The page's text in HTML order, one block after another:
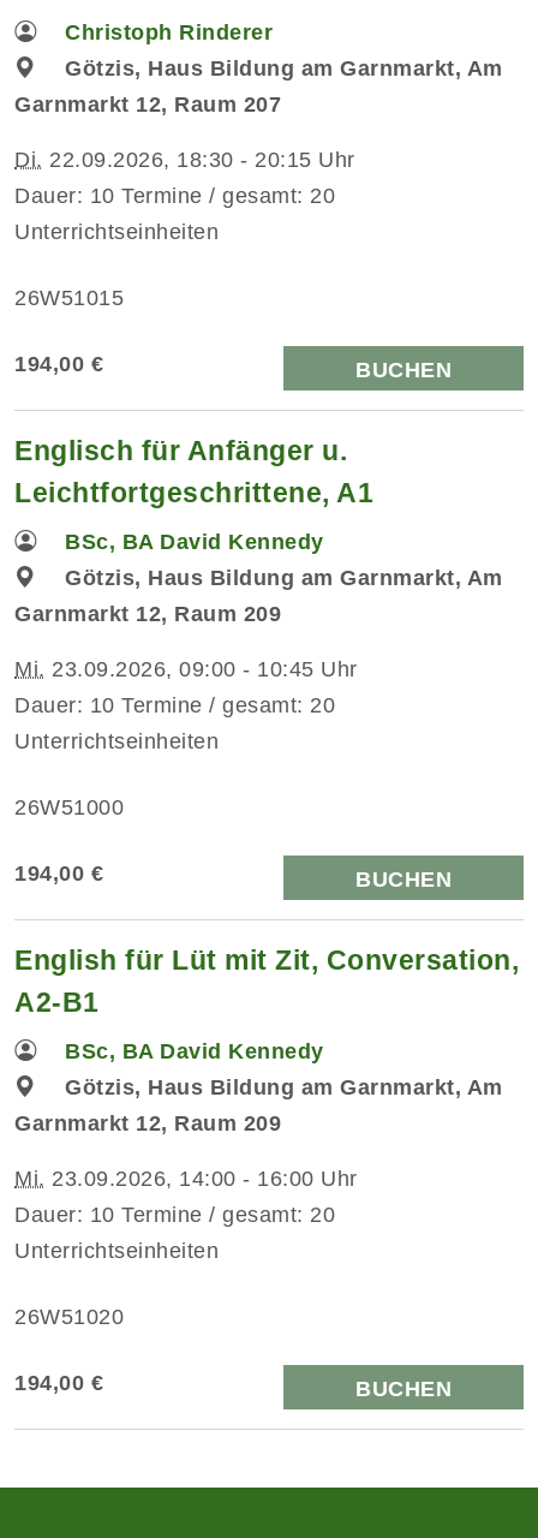
Christoph Rinderer
Götzis, Haus Bildung am Garnmarkt, Am
Garnmarkt 12, Raum 207
Di. 22.09.2026, 18:30 - 20:15 Uhr
Dauer: 10 Termine / gesamt: 20
Unterrichtseinheiten
26W51015
194,00 € BUCHEN
Englisch für Anfänger u.
Leichtfortgeschrittene, A1
BSc, BA David Kennedy
Götzis, Haus Bildung am Garnmarkt, Am
Garnmarkt 12, Raum 209
Mi. 23.09.2026, 09:00 - 10:45 Uhr
Dauer: 10 Termine / gesamt: 20
Unterrichtseinheiten
26W51000
194,00 € BUCHEN
English für Lüt mit Zit, Conversation,
A2-B1
BSc, BA David Kennedy
Götzis, Haus Bildung am Garnmarkt, Am
Garnmarkt 12, Raum 209
Mi. 23.09.2026, 14:00 - 16:00 Uhr
Dauer: 10 Termine / gesamt: 20
Unterrichtseinheiten
26W51020
194,00 € BUCHEN